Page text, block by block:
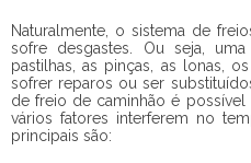
Naturalmente, o sistema de
sofre desgastes. Ou seja,
pastilhas, as pinças, as lonas,
sofrer reparos ou ser
de freio de caminhão é possível
vários fatores interferem no
principais são: